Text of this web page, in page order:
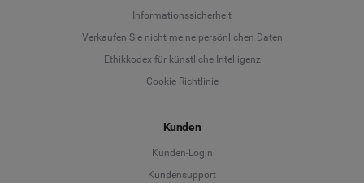
Informationssicherheit
Verkaufen Sie nicht meine persönlichen Daten
Ethikkodex für künstliche Intelligenz
Cookie Richtlinie
Kunden
Kunden-Login
Kundensupport
Deutsch
English